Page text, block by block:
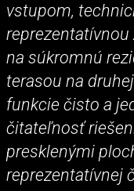
vstupom,
reprezentatívnou
na súkromnú
terasou na
funkcie čisto a
čitateľnosť
presklenými
reprezentatívnej